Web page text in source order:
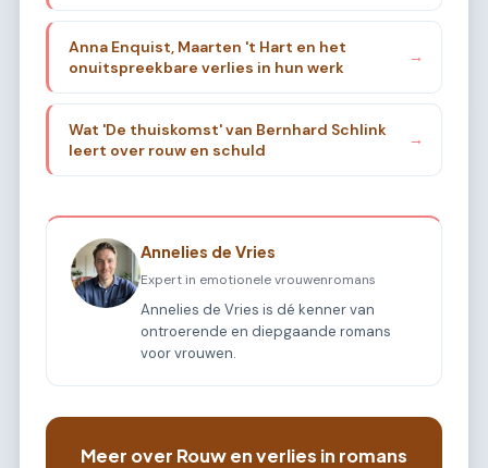
Anna Enquist, Maarten 't Hart en het
onuitspreekbare verlies in hun werk
→
Wat 'De thuiskomst' van Bernhard Schlink
leert over rouw en schuld
→
Annelies de Vries
Expert in emotionele vrouwenromans
Annelies de Vries is dé kenner van
ontroerende en diepgaande romans
voor vrouwen.
Meer over Rouw en verlies in romans